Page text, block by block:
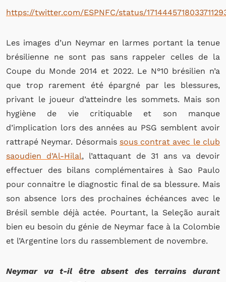
https://twitter.com/ESPNFC/status/
Les images d’un Neymar en larmes portant la tenue
brésilienne ne sont pas sans rappeler celles de la
Coupe du Monde 2014 et 2022. Le N°10 brésilien n’a
que trop rarement été épargné par les blessures,
privant le joueur d’atteindre les sommets. Mais son
hygiène de vie critiquable et son manque
d’implication lors des années au PSG semblent avoir
rattrapé Neymar. Désormais sous contrat avec le club
saoudien d’Al-Hilal, l’attaquant de 31 ans va devoir
effectuer des bilans complémentaires à Sao Paulo
pour connaitre le diagnostic final de sa blessure. Mais
son absence lors des prochaines échéances avec le
Brésil semble déjà actée. Pourtant, la Seleção aurait
bien eu besoin du génie de Neymar face à la Colombie
et l’Argentine lors du rassemblement de novembre.
Neymar va t-il être absent des terrains durant